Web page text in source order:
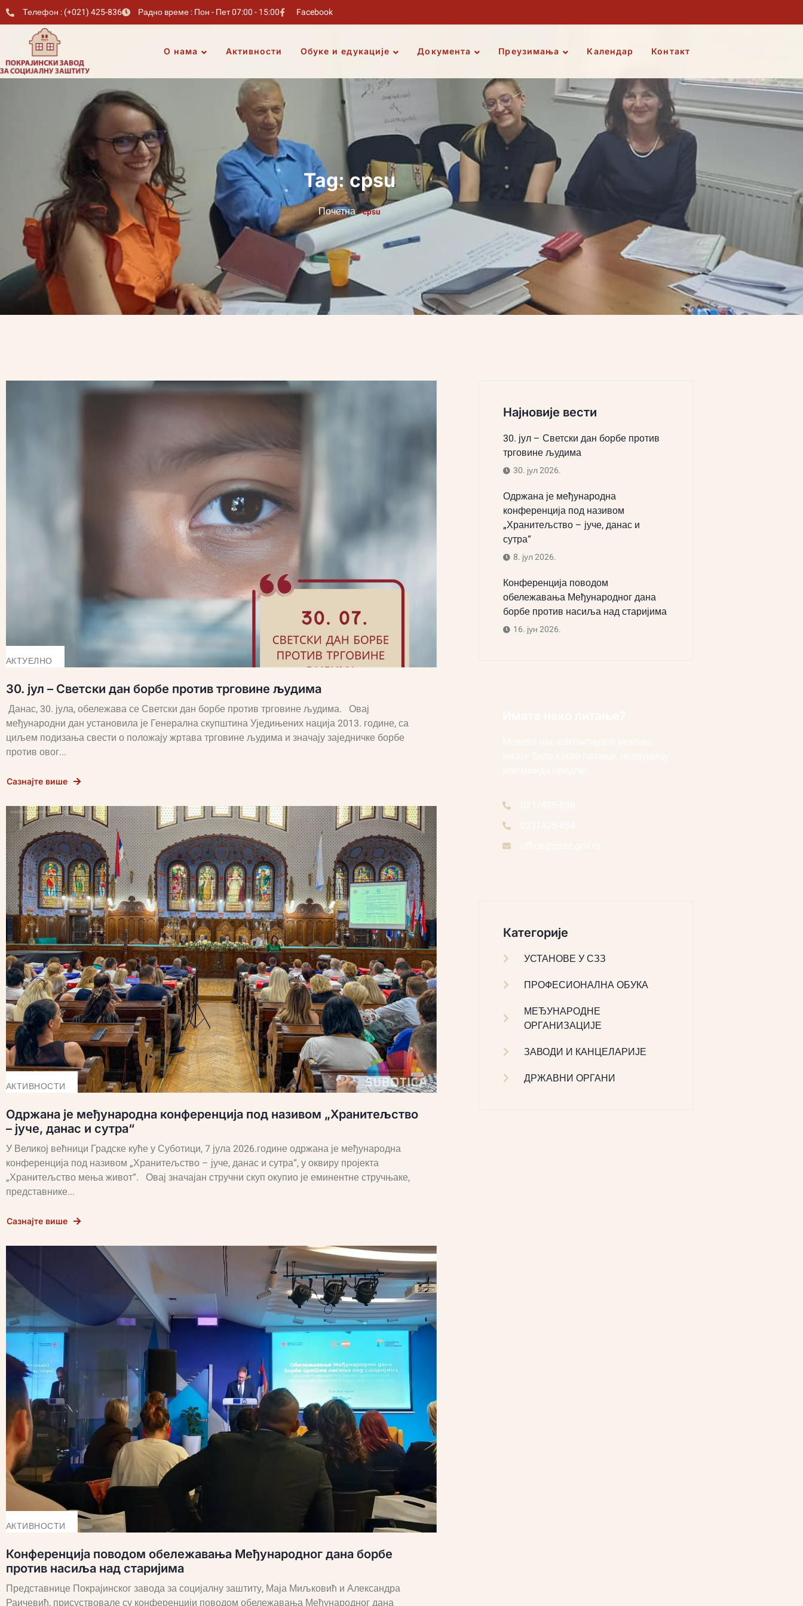
Телефон : (+021) 425-836 Радно време : Пон - Пет 07:00 - 15:00 Facebook
О нама Активности Обуке и едукације Документа Преузимања Календар Контакт
Tag: cpsu
Почетна»cpsu
АКТУЕЛНО
30. јул – Светски дан борбе против трговине људима
Данас, 30. јула, обележава се Светски дан борбе против трговине људима. Овај
међународни дан установила је Генерална скупштина Уједињених нација 2013. године, са
циљем подизања свести о положају жртава трговине људима и значају заједничке борбе
против овог...
Сазнајте више
АКТИВНОСТИ
Одржана је међународна конференција под називом „Хранитељство
– јуче, данас и сутра“
У Великој већници Градске куће у Суботици, 7 јула 2026.године одржана је међународна
конференција под називом „Хранитељство – јуче, данас и сутра“, у оквиру пројекта
„Хранитељство мења живот“. Овај значајан стручни скуп окупио је еминентне стручњаке,
представнике...
Сазнајте више
АКТИВНОСТИ
Конференција поводом обележавања Међународног дана борбе
против насиља над старијима
Представнице Покрајинског завода за социјалну заштиту, Маја Миљковић и Александра
Раичевић, присуствовале су конференцији поводом обележавања Међународног дана
Најновије вести
30. јул – Светски дан борбе против
трговине људима
30. јул 2026.
Одржана је међународна
конференција под називом
„Хранитељство – јуче, данас и
сутра“
8. јул 2026.
Конференција поводом
обележавања Међународног дана
борбе против насиља над старијима
16. јун 2026.
Категорије
УСТАНОВЕ У СЗЗ
ПРОФЕСИОНАЛНА ОБУКА
МЕЂУНАРОДНЕ
ОРГАНИЗАЦИЈЕ
ЗАВОДИ И КАНЦЕЛАРИЈЕ
ДРЖАВНИ ОРГАНИ